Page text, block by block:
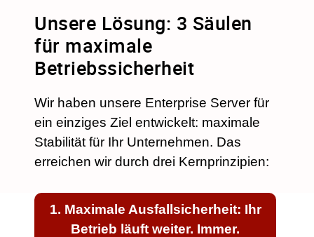
Unsere Lösung: 3 Säulen
für maximale
Betriebssicherheit
Wir haben unsere Enterprise Server für
ein einziges Ziel entwickelt: maximale
Stabilität für Ihr Unternehmen. Das
erreichen wir durch drei Kernprinzipien:
1. Maximale Ausfallsicherheit: Ihr
Betrieb läuft weiter. Immer.